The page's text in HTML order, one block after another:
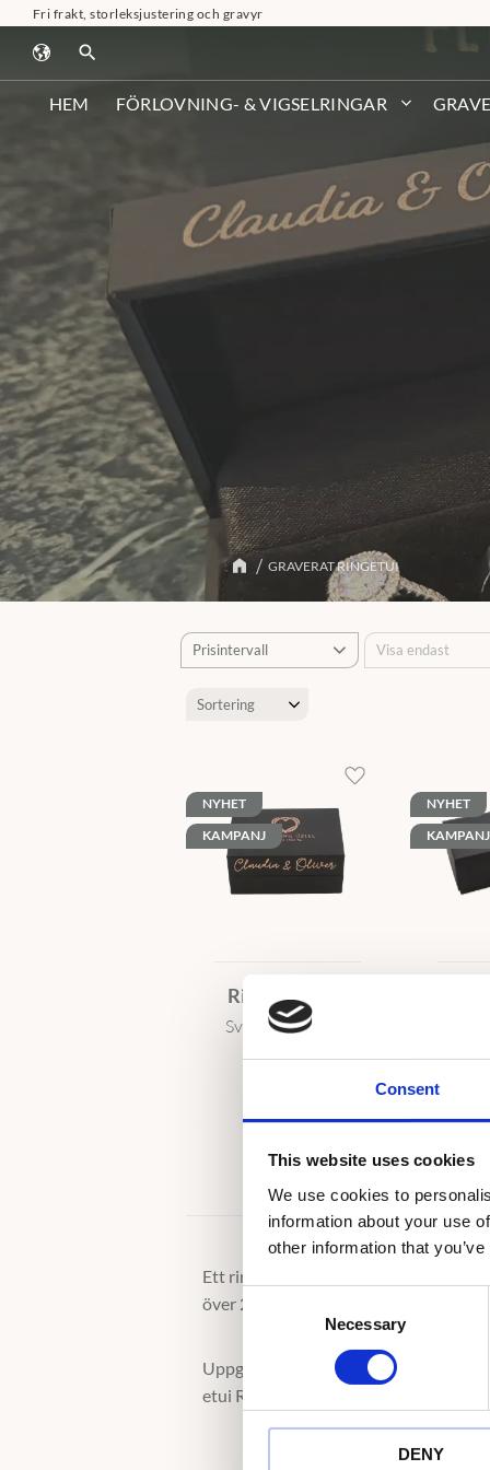
Consent
This website uses cookies
We use cookies to
information about your use
other information that
C
s
e
Necessary
DENY
Fri frakt, storleksjustering och gravyr
search
HEM FÖRLOVNING- & VIGSELRINGAR
GRAVERAT RINGETUI
Prisintervall Visa endast
Välj sortering
Ringetui RE-1
Svart konstläder
300kr
NYHET
KAMPANJ
Lägg till i favoriter
NYHET
KAMPANJ
Ett ringetui ingår alltid utan extra
över 20.000kr ingår ett etui mattsvart
Uppgradera din beställning med ett
etui RE-1 och kampanjkod freebox200